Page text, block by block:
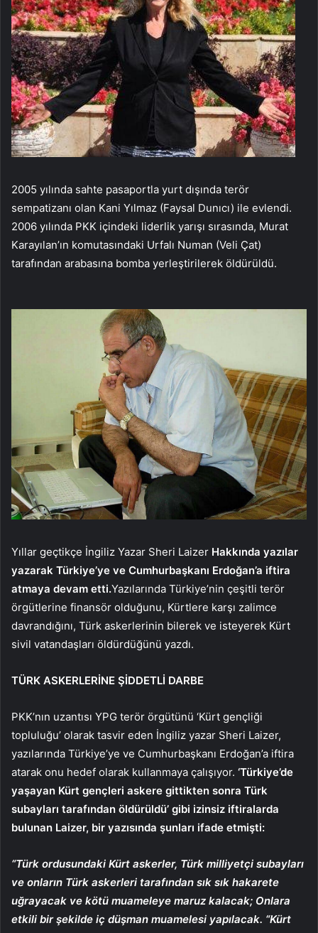
2005 yılında sahte pasaportla yurt dışında terör
sempatizanı olan Kani Yılmaz (Faysal Dunıcı) ile evlendi.
2006 yılında PKK içindeki liderlik yarışı sırasında, Murat
Karayılan’ın komutasındaki Urfalı Numan (Veli Çat)
tarafından arabasına bomba yerleştirilerek öldürüldü.
Yıllar geçtikçe İngiliz Yazar Sheri Laizer Hakkında yazılar
yazarak Türkiye’ye ve Cumhurbaşkanı Erdoğan’a iftira
atmaya devam etti.Yazılarında Türkiye’nin çeşitli terör
örgütlerine finansör olduğunu, Kürtlere karşı zalimce
davrandığını, Türk askerlerinin bilerek ve isteyerek Kürt
sivil vatandaşları öldürdüğünü yazdı.
TÜRK ASKERLERİNE ŞİDDETLİ DARBE
PKK’nın uzantısı YPG terör örgütünü ‘Kürt gençliği
topluluğu’ olarak tasvir eden İngiliz yazar Sheri Laizer,
yazılarında Türkiye’ye ve Cumhurbaşkanı Erdoğan’a iftira
atarak onu hedef olarak kullanmaya çalışıyor. ‘Türkiye’de
yaşayan Kürt gençleri askere gittikten sonra Türk
subayları tarafından öldürüldü’ gibi izinsiz iftiralarda
bulunan Laizer, bir yazısında şunları ifade etmişti:
“Türk ordusundaki Kürt askerler, Türk milliyetçi subayları
ve onların Türk askerleri tarafından sık sık hakarete
uğrayacak ve kötü muameleye maruz kalacak; Onlara
etkili bir şekilde iç düşman muamelesi yapılacak. “Kürt